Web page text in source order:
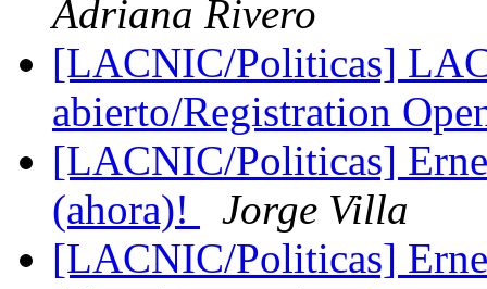
Adriana Rivero
[LACNIC/Politicas]
abierto/Registration
[LACNIC/Politicas]
(ahora)!
Jorge Villa
[LACNIC/Politicas]